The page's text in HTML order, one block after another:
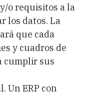
o requisitos a la
los datos. La
que cada
y cuadros de
cumplir sus
. Un ERP con